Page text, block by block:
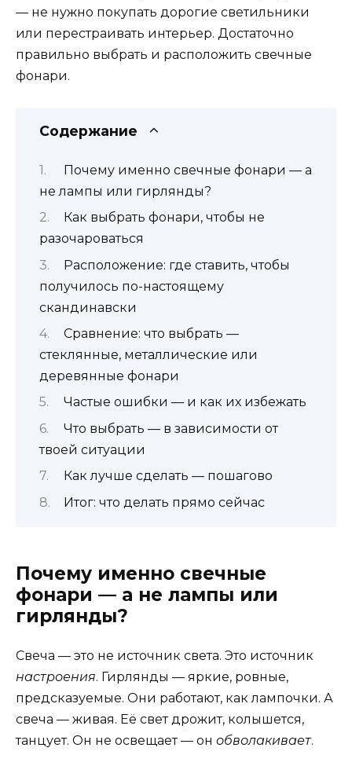
— не нужно покупать дорогие светильники
или перестраивать интерьер. Достаточно
правильно выбрать и расположить свечные
фонари.
Содержание
Почему именно свечные фонари — а
не лампы или гирлянды?
Как выбрать фонари, чтобы не
разочароваться
Расположение: где ставить, чтобы
получилось по-настоящему
скандинавски
Сравнение: что выбрать —
стеклянные, металлические или
деревянные фонари
Частые ошибки — и как их избежать
Что выбрать — в зависимости от
твоей ситуации
Как лучше сделать — пошагово
Итог: что делать прямо сейчас
Почему именно свечные
фонари — а не лампы или
гирлянды?
Свеча — это не источник света. Это источник
настроения. Гирлянды — яркие, ровные,
предсказуемые. Они работают, как лампочки. А
свеча — живая. Её свет дрожит, колышется,
танцует. Он не освещает — он обволакивает.